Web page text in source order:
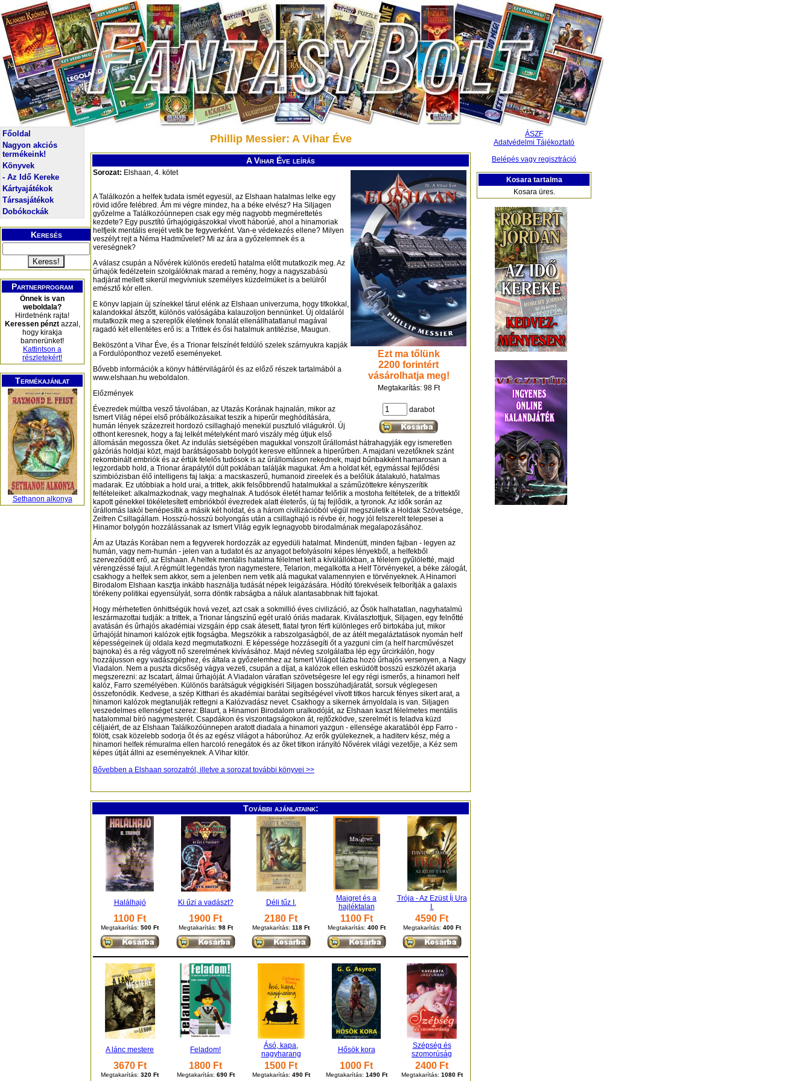
Főoldal
Nagyon akciós
termékeink!
Könyvek
- Az Idő Kereke
Kártyajátékok
Társasjátékok
Dobókockák
Keresés
Partnerprogram
Önnek is van
weboldala?
Hirdetnénk rajta!
Keressen pénztazzal,
hogy kirakja
bannerünket!
Kattintson a
részletekért!
Termékajánlat
Sethanon alkonya
Phillip Messier: A Vihar Éve
A Vihar Éve leírás
Ezt ma tőlünk
2200 forintért
vásárolhatja meg!
Megtakarítás: 98 Ft
darabot
Sorozat: Elshaan, 4. kötet
A Találkozón a helfek tudata ismét egyesül, az Elshaan hatalmas lelke egy
rövid időre felébred. Ám mi végre mindez, ha a béke elvész? Ha Siljagen
győzelme a Találkozóünnepen csak egy még nagyobb megmérettetés
kezdete? Egy pusztító űrhajógigászokkal vívott háborúé, ahol a hinamoriak
helfjeik mentális erejét vetik be fegyverként. Van-e védekezés ellene? Milyen
veszélyt rejt a Néma Hadművelet? Mi az ára a győzelemnek és a
vereségnek?
A válasz csupán a Nővérek különös eredetű hatalma előtt mutatkozik meg. Az
űrhajók fedélzetein szolgálóknak marad a remény, hogy a nagyszabású
hadjárat mellett sikerül megvívniuk személyes küzdelmüket is a belülről
emésztő kór ellen.
E könyv lapjain új színekkel tárul elénk az Elshaan univerzuma, hogy titkokkal,
kalandokkal átszőtt, különös valóságába kalauzoljon bennünket. Új oldaláról
mutatkozik meg a szereplők életének fonalát ellenállhatatlanul magával
ragadó két ellentétes erő is: a Trittek és ősi hatalmuk antitézise, Maugun.
Beköszönt a Vihar Éve, és a Trionar felszínét feldúló szelek szárnyukra kapják
a Fordulóponthoz vezető eseményeket.
Bővebb információk a könyv háttérvilágáról és az előző részek tartalmából a
www.elshaan.hu weboldalon.
Előzmények
Évezredek múltba vesző távolában, az Utazás Korának hajnalán, mikor az
Ismert Világ népei első próbálkozásaikat teszik a hiperűr meghódítására,
humán lények százezreit hordozó csillaghajó menekül pusztuló világukról. Új
otthont keresnek, hogy a faj lelkét mételyként maró viszály még útjuk első
állomásán megossza őket. Az indulás sietségében magukkal vonszolt űrállomást hátrahagyják egy ismeretlen
gázóriás holdjai közt, majd barátságosabb bolygót keresve eltűnnek a hiperűrben. A majdani vezetőknek szánt
rekombinált embriók és az értük felelős tudósok is az űrállomáson rekednek, majd bűnbakként hamarosan a
legzordabb hold, a Trionar árapálytól dúlt poklában találják magukat. Ám a holdat két, egymással fejlődési
szimbiózisban élő intelligens faj lakja: a macskaszerű, humanoid zireelek és a belőlük átalakuló, hatalmas
madarak. Ez utóbbiak a hold urai, a trittek, akik felsőbbrendű hatalmukkal a száműzöttekre kényszerítik
feltételeiket: alkalmazkodnak, vagy meghalnak. A tudósok életét hamar felőrlik a mostoha feltételek, de a trittektől
kapott génekkel tökéletesített embriókból évezredek alatt életerős, új faj fejlődik, a tyronok. Az idők során az
űrállomás lakói benépesítik a másik két holdat, és a három civilizációból végül megszületik a Holdak Szövetsége,
Zeifren Csillagállam. Hosszú-hosszú bolyongás után a csillaghajó is révbe ér, hogy jól felszerelt telepesei a
Hinamor bolygón hozzálássanak az Ismert Világ egyik legnagyobb birodalmának megalapozásához.
Ám az Utazás Korában nem a fegyverek hordozzák az egyedüli hatalmat. Mindenütt, minden fajban - legyen az
humán, vagy nem-humán - jelen van a tudatot és az anyagot befolyásolni képes lényekből, a helfekből
szerveződött erő, az Elshaan. A helfek mentális hatalma félelmet kelt a kívülállókban, a félelem gyűlöletté, majd
vérengzéssé fajul. A régmúlt legendás tyron nagymestere, Telarion, megalkotta a Helf Törvényeket, a béke zálogát,
csakhogy a helfek sem akkor, sem a jelenben nem vetik alá magukat valamennyien e törvényeknek. A Hinamori
Birodalom Elshaan kasztja inkább használja tudását népek leigázására. Hódító törekvéseik felborítják a galaxis
törékeny politikai egyensúlyát, sorra döntik rabságba a náluk alantasabbnak hitt fajokat.
Hogy mérhetetlen önhittségük hová vezet, azt csak a sokmillió éves civilizáció, az Ősök halhatatlan, nagyhatalmú
leszármazottai tudják: a trittek, a Trionar lángszínű egét uraló óriás madarak. Kiválasztottjuk, Siljagen, egy felnőtté
avatásán és űrhajós akadémiai vizsgáin épp csak átesett, fiatal tyron férfi különleges erő birtokába jut, mikor
űrhajóját hinamori kalózok ejtik fogságba. Megszökik a rabszolgaságból, de az átélt megaláztatások nyomán helf
képességeinek új oldala kezd megmutatkozni. E képessége hozzásegíti őt a yazguni cím (a helf harcművészet
bajnoka) és a rég vágyott nő szerelmének kivívásához. Majd névleg szolgálatba lép egy űrcirkálón, hogy
hozzájusson egy vadászgéphez, és általa a győzelemhez az Ismert Világot lázba hozó űrhajós versenyen, a Nagy
Viadalon. Nem a puszta dicsőség vágya vezeti, csupán a díjat, a kalózok ellen esküdött bosszú eszközét akarja
megszerezni: az Iscatart, álmai űrhajóját. A Viadalon váratlan szövetségesre lel egy régi ismerős, a hinamori helf
kalóz, Farro személyében. Különös barátságuk végigkíséri Siljagen bosszúhadjáratát, sorsuk véglegesen
összefonódik. Kedvese, a szép Kitthari és akadémiai barátai segítségével vívott titkos harcuk fényes sikert arat, a
hinamori kalózok megtanulják rettegni a Kalózvadász nevet. Csakhogy a sikernek árnyoldala is van. Siljagen
veszedelmes ellenséget szerez: Blaurt, a Hinamori Birodalom uralkodóját, az Elshaan kaszt félelmetes mentális
hatalommal bíró nagymesterét. Csapdákon és viszontagságokon át, rejtőzködve, szerelmét is feladva küzd
céljaiért, de az Elshaan Találkozóünnepen aratott diadala a hinamori yazgun - ellensége akaratából épp Farro -
fölött, csak közelebb sodorja őt és az egész világot a háborúhoz. Az erők gyülekeznek, a haditerv kész, még a
hinamori helfek rémuralma ellen harcoló renegátok és az őket titkon irányító Nővérek világi vezetője, a Kéz sem
képes útját állni az eseményeknek. A Vihar kitör.
Bővebben a Elshaan sorozatról, illetve a sorozat további könyvei >>
További ajánlataink:
Halálhajó Ki űzi a vadászt? Déli tűz I.
Maigret és a
hajléktalan
Trója - Az Ezüst Íj Ura
I.
1100 Ft
Megtakarítás: 500 Ft
1900 Ft
Megtakarítás: 98 Ft
2180 Ft
Megtakarítás: 118 Ft
1100 Ft
Megtakarítás: 400 Ft
4590 Ft
Megtakarítás: 400 Ft
A lánc mestere Feladom!
Ásó, kapa,
nagyharang
Hősök kora
Szépség és
szomorúság
3670 Ft
Megtakarítás: 320 Ft
1800 Ft
Megtakarítás: 690 Ft
1500 Ft
Megtakarítás: 490 Ft
1000 Ft
Megtakarítás: 1490 Ft
2400 Ft
Megtakarítás: 1080 Ft
ÁSZF
Adatvédelmi Tájékoztató
Belépés vagy regisztráció
Kosara tartalma
Kosara üres.